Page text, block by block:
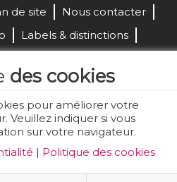
des cookies
pour améliorer votre
Veuillez indiquer si vous
sur votre navigateur.
| Politique des cookies
de site
Nous contacter
Labels & distinctions
connecté